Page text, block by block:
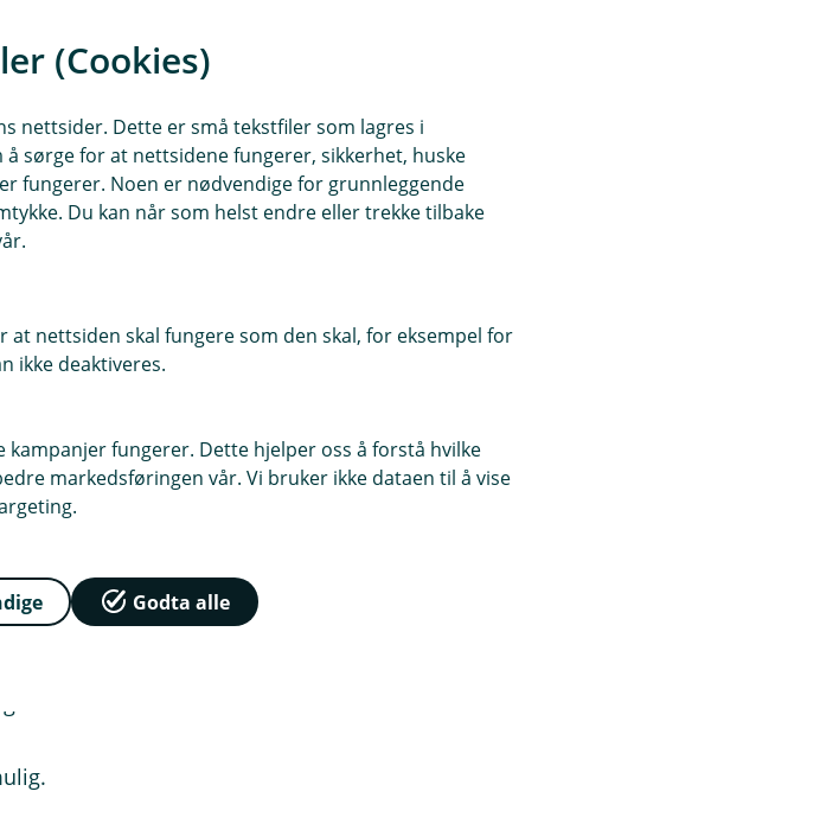
bevis som
så fort som
et dataangrep
forhandle
på lenker,
fra
–
berørte
bedre? Lag
hvordan de
(Cookies)
nettsider. Dette er små tekstfiler som lagres i
sørge for at nettsidene fungerer, sikkerhet, huske
fungerer. Noen er nødvendige for grunnleggende
Du kan når som helst endre eller trekke tilbake
nettsiden skal fungere som den skal, for eksempel for
ikke deaktiveres.
fungerer. Dette hjelper oss å forstå hvilke
markedsføringen vår. Vi bruker ikke dataen til å vise
Godta alle